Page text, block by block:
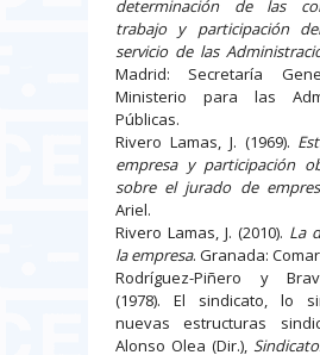
determinación de las
trabajo y participación
servicio de las
Madrid: Secretaría
Ministerio para las
Públicas.
Rivero Lamas, J. (1969).
empresa y participación
sobre el jurado de
Ariel.
Rivero Lamas, J. (2010). La
la empresa. Granada:
Rodríguez-Piñero y
(1978). El sindicato, lo
nuevas estructuras
Alonso Olea (Dir.),